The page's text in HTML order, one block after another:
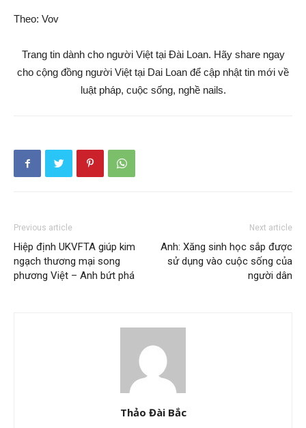
Theo: Vov
Trang tin dành cho người Việt tại Đài Loan. Hãy share ngay
cho cộng đồng người Việt tại Dai Loan để cập nhật tin mới về
luật pháp, cuộc sống, nghề nails.
Previous article
Hiệp định UKVFTA giúp kim
ngạch thương mại song
phương Việt – Anh bứt phá
Next article
Anh: Xăng sinh học sắp được
sử dụng vào cuộc sống của
người dân
Thảo Đài Bắc